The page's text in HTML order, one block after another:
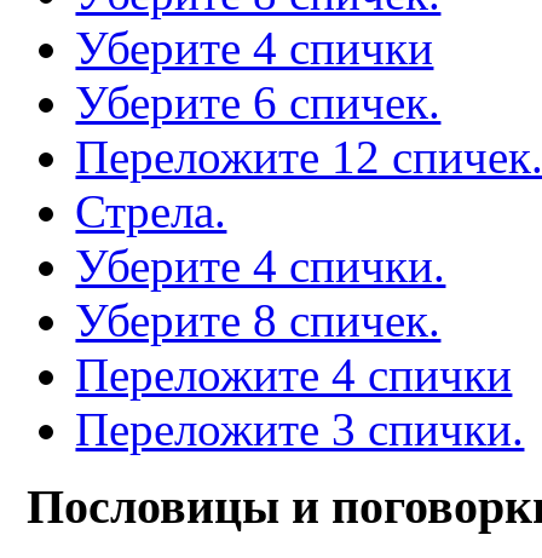
Уберите 4 спички
Уберите 6 спичек.
Переложите 12
Стрела.
Уберите 4 спички.
Уберите 8 спичек.
Переложите 4 спички
Переложите 3 спички.
Пословицы и